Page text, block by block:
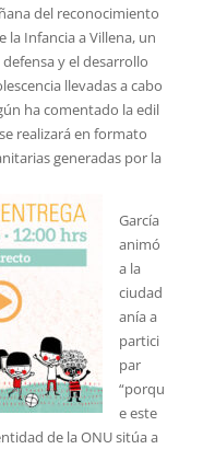
del reconocimiento
la Infancia a Villena, un
y el desarrollo
llevadas a cabo
ha comentado la edil
realizará en formato
generadas por la
García
animó
a la
ciudad
anía a
partici
par
“porqu
e este
de la ONU sitúa a